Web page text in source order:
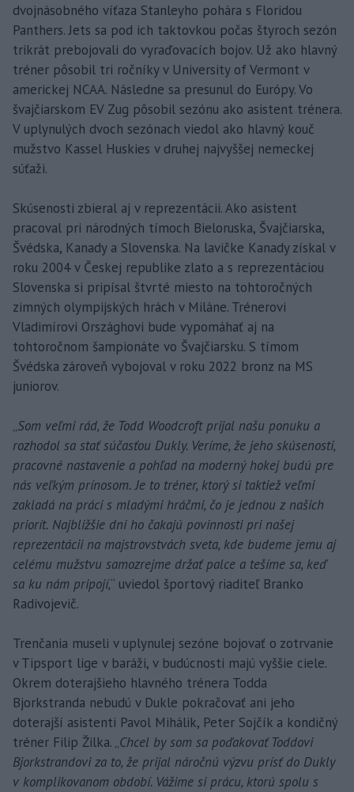
dvojnásobného víťaza Stanleyho pohára s Floridou
Panthers. Jets sa pod ich taktovkou počas štyroch sezón
trikrát prebojovali do vyraďovacích bojov. Už ako hlavný
tréner pôsobil tri ročníky v University of Vermont v
americkej NCAA. Následne sa presunul do Európy. Vo
švajčiarskom EV Zug pôsobil sezónu ako asistent trénera.
V uplynulých dvoch sezónach viedol ako hlavný kouč
mužstvo Kassel Huskies v druhej najvyššej nemeckej
súťaži.
Skúsenosti zbieral aj v reprezentácii. Ako asistent
pracoval pri národných tímoch Bieloruska, Švajčiarska,
Švédska, Kanady a Slovenska. Na lavičke Kanady získal v
roku 2004 v Českej republike zlato a s reprezentáciou
Slovenska si pripísal štvrté miesto na tohtoročných
zimných olympijských hrách v Miláne. Trénerovi
Vladimírovi Országhovi bude vypomáhať aj na
tohtoročnom šampionáte vo Švajčiarsku. S tímom
Švédska zároveň vybojoval v roku 2022 bronz na MS
juniorov.
„Som veľmi rád, že Todd Woodcroft prijal našu ponuku a
rozhodol sa stať súčasťou Dukly. Veríme, že jeho skúsenosti,
pracovné nastavenie a pohľad na moderný hokej budú pre
nás veľkým prínosom. Je to tréner, ktorý si taktiež veľmi
zakladá na práci s mladými hráčmi, čo je jednou z našich
priorít. Najbližšie dni ho čakajú povinnosti pri našej
reprezentácii na majstrovstvách sveta, kde budeme jemu aj
celému mužstvu samozrejme držať palce a tešíme sa, keď
sa ku nám pripojí,“ uviedol športový riaditeľ Branko
Radivojevič.
Trenčania museli v uplynulej sezóne bojovať o zotrvanie
v Tipsport lige v baráži, v budúcnosti majú vyššie ciele.
Okrem doterajšieho hlavného trénera Todda
Bjorkstranda nebudú v Dukle pokračovať ani jeho
doterajší asistenti Pavol Mihálik, Peter Sojčík a kondičný
tréner Filip Žilka. „Chcel by som sa poďakovať Toddovi
Bjorkstrandovi za to, že prijal náročnú výzvu prísť do Dukly
v komplikovanom období. Vážime si prácu, ktorú spolu s